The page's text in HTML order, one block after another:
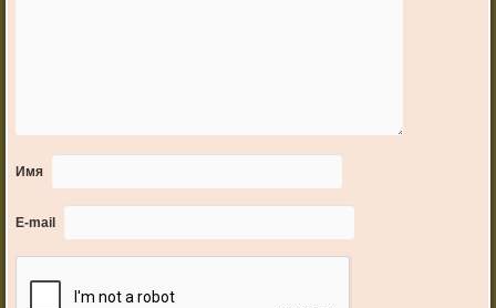
Имя
E-mail